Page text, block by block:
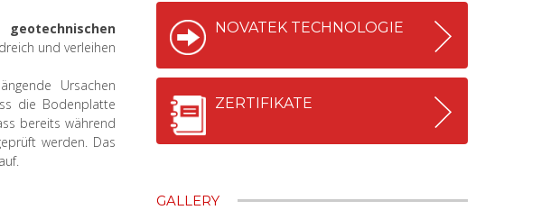
und verleihen
Ursachen
die Bodenplatte
bereits während
werden. Das
NOVATEK TECHNOLOGIE
ZERTIFIKATE
GALLERY